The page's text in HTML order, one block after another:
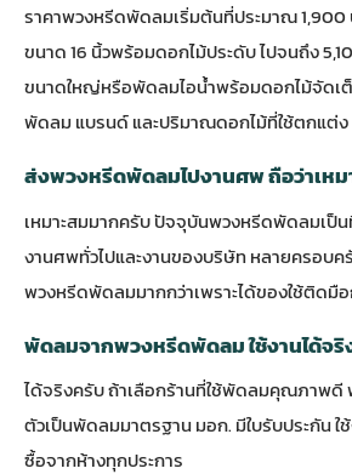
ราคาพวงหรีดพัดลมเริ่มต้นที่ประมาณ
ขนาด 16 นิ้วพร้อมดอกไม้ประดับ ไปจนถึง
ขนาดใหญ่หรือพัดลมไอน้ำพร้อมดอกไม้จัดเ
พัดลม แบรนด์ และปริมาณดอกไม้ที่ใช้ตกแต่ง
ส่งพวงหรีดพัดลมไปงานศพ ถือว่าเหม
เหมาะสมมากครับ ปัจจุบันพวงหรีดพัดลมเป็
งานศพทั่วไปและงานของบริษัท หลายครอบค
พวงหรีดพัดลมมากกว่าเพราะได้ของใช้ติดมื
พัดลมจากพวงหรีดพัดลม ใช้งานได้จริ
ได้จริงครับ ถ้าเลือกร้านที่ใช้พัดลมคุณภาพดี
ตัวเป็นพัดลมมาตรฐาน มอก. มีใบรับประกัน
ซื้อจากห้างทุกประการ